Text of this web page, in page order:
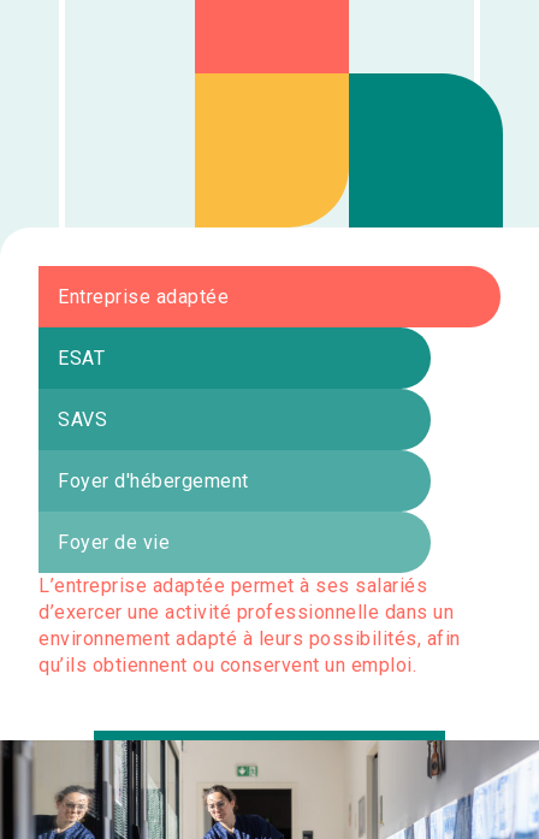
Entreprise adaptée
ESAT
SAVS
Foyer d'hébergement
Foyer de vie
L’entreprise adaptée permet à ses salariés
d’exercer une activité professionnelle dans un
environnement adapté à leurs possibilités, afin
qu’ils obtiennent ou conservent un emploi.